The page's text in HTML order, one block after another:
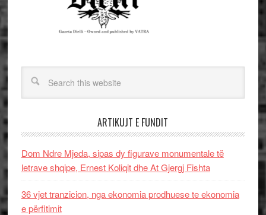
ARTIKUJT E FUNDIT
Dom Ndre Mjeda, sipas dy figurave monumentale të
letrave shqipe, Ernest Koliqit dhe At Gjergj Fishta
36 vjet tranzicion, nga ekonomia prodhuese te ekonomia
e përfitimit